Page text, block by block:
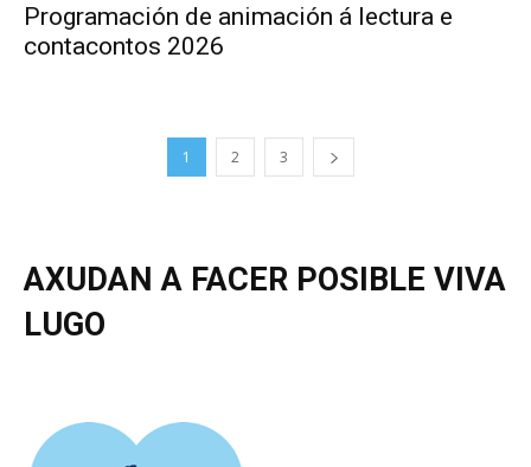
Programación de animación á lectura e
contacontos 2026
1 2 3
AXUDAN A FACER POSIBLE VIVA
LUGO